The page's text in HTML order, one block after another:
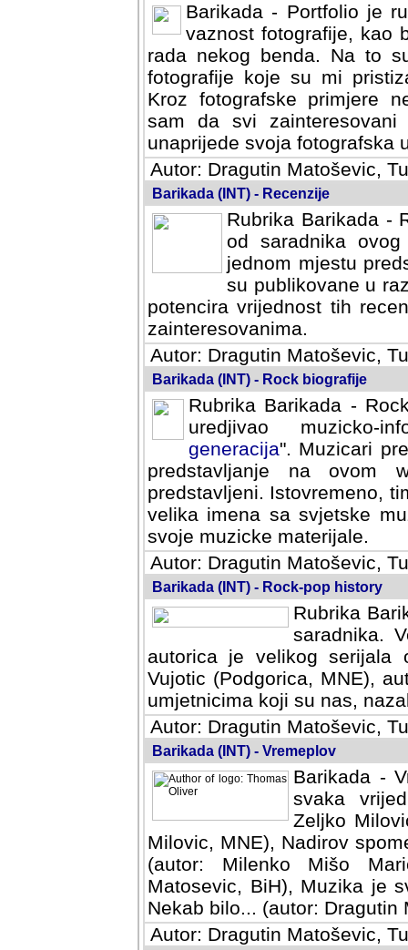
Barikada - Portfolio je
vaznost fotografije, kao
rada nekog benda. Na to
fotografije koje su mi
fotografske primjere
svi zainteresovani
svoja fotografska umijeca.
Autor: Dragutin Matoševic,
Barikada (INT) - Recenzije
Rubrika Barikada -
od saradnika
jednom mjestu
su publikovane u
potencira vrijednost tih
zainteresovanima.
Autor: Dragutin Matoševic,
Barikada (INT) - Rock biografije
Rubrika Barikada -
uredjivao muzicko-
Muzicari predstavljeni u
na ovom web portalu
Istovremeno, tim nacinom
sa svjetske muzicke scene
materijale.
Autor: Dragutin Matoševic,
Barikada (INT) - Rock-pop history
Rubrika
saradnika.
autorica je velikog serijala
Vujotic (Podgorica, MNE),
umjetnicima koji su nas,
Autor: Dragutin Matoševic,
Barikada (INT) - Vremeplov
Barikada -
svaka
Milovic,
MNE), Nadirov spomenar
Milenko Mišo Maric, UK),
Muzika je svirala (autor:
(autor: Dragutin Matosevic,
Autor: Dragutin Matoševic,